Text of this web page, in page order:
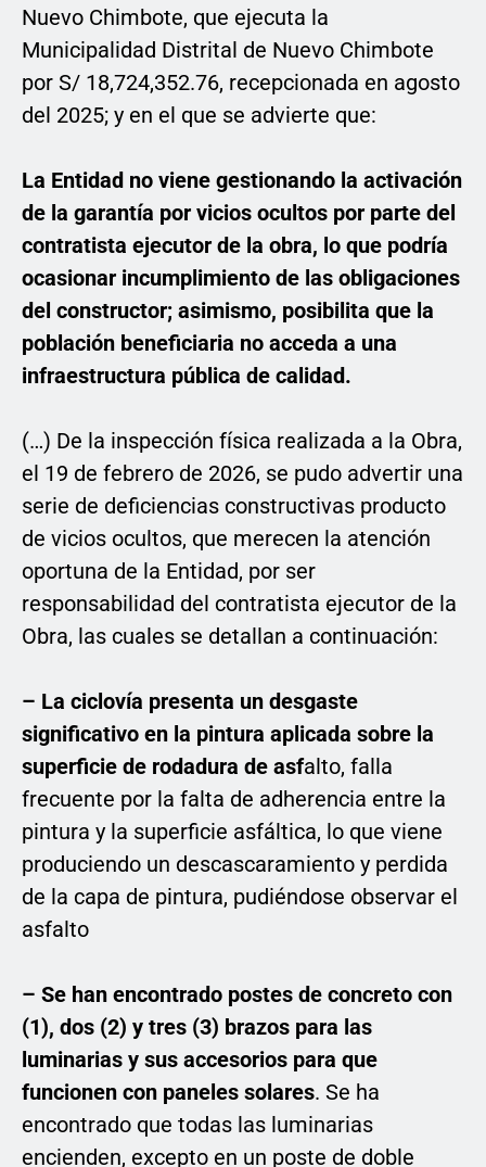
Nuevo Chimbote, que ejecuta la
Municipalidad Distrital de Nuevo Chimbote
por S/ 18,724,352.76, recepcionada en agosto
del 2025; y en el que se advierte que:
La Entidad no viene gestionando la activación
de la garantía por vicios ocultos por parte del
contratista ejecutor de la obra, lo que podría
ocasionar incumplimiento de las obligaciones
del constructor; asimismo, posibilita que la
población beneficiaria no acceda a una
infraestructura pública de calidad.
(…) De la inspección física realizada a la Obra,
el 19 de febrero de 2026, se pudo advertir una
serie de deficiencias constructivas producto
de vicios ocultos, que merecen la atención
oportuna de la Entidad, por ser
responsabilidad del contratista ejecutor de la
Obra, las cuales se detallan a continuación:
– La ciclovía presenta un desgaste
significativo en la pintura aplicada sobre la
superficie de rodadura de asfalto, falla
frecuente por la falta de adherencia entre la
pintura y la superficie asfáltica, lo que viene
produciendo un descascaramiento y perdida
de la capa de pintura, pudiéndose observar el
asfalto
– Se han encontrado postes de concreto con
(1), dos (2) y tres (3) brazos para las
luminarias y sus accesorios para que
funcionen con paneles solares. Se ha
encontrado que todas las luminarias
encienden, excepto en un poste de doble